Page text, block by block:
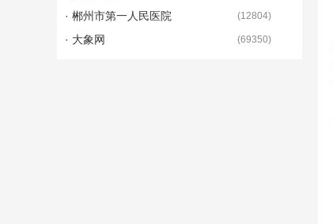
· 郴州市第一人民医院 (12804)
· 大象网 (69350)